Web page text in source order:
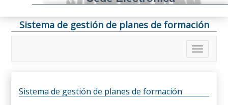
Sistema de gestión de planes de formación
Sistema de gestión de planes de formación